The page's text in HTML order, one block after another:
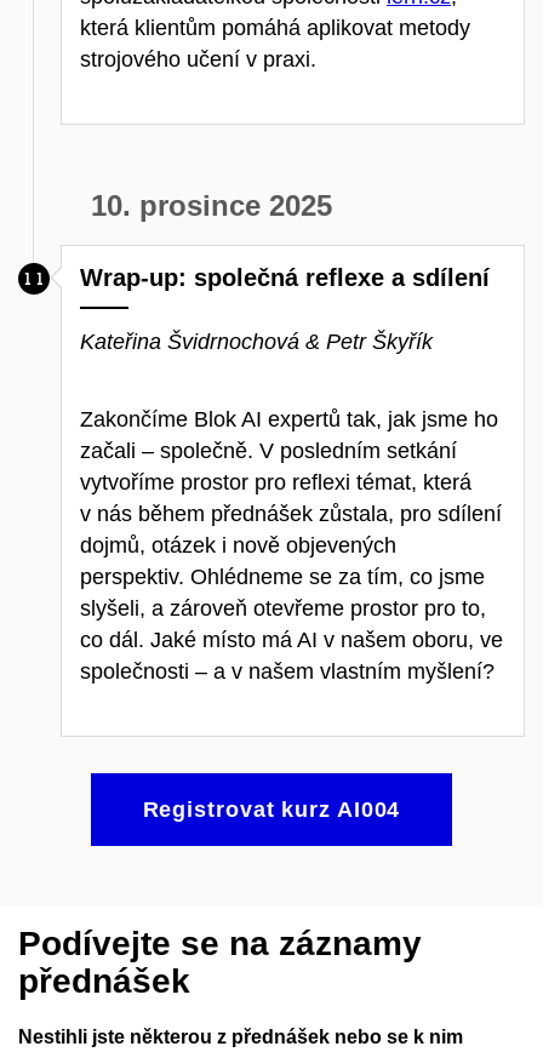
která klientům pomáhá aplikovat metody
strojového učení v praxi.
10. prosince 2025
Wrap-up: společná reflexe a sdílení
Kateřina Švidrnochová & Petr Škyřík
Zakončíme Blok AI expertů tak, jak jsme ho
začali – společně. V posledním setkání
vytvoříme prostor pro reflexi témat, která
v nás během přednášek zůstala, pro sdílení
dojmů, otázek i nově objevených
perspektiv. Ohlédneme se za tím, co jsme
slyšeli, a zároveň otevřeme prostor pro to,
co dál. Jaké místo má AI v našem oboru, ve
společnosti – a v našem vlastním myšlení?
Registrovat kurz AI004
Podívejte se na záznamy
přednášek
Nestihli jste některou z přednášek nebo se k nim